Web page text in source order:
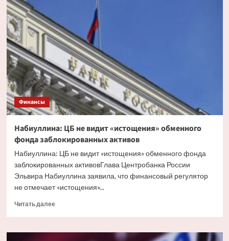
движения
ставки
ЦБ
ближайшем
заседании
Финансы
Набиуллина: ЦБ не видит «истощения» обменного
фонда заблокированных активов
Набиуллина: ЦБ не видит «истощения» обменного фонда
заблокированных активовГлава Центробанка России
Эльвира Набиуллина заявила, что финансовый регулятор
не отмечает «истощения»...
Читать далееПрочитать
Набиуллина: